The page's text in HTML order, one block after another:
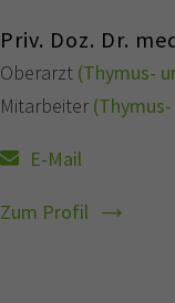
Priv. Doz. Dr.
Oberarzt (Thymus-
Mitarbeiter
E-Mail
Zum Profil